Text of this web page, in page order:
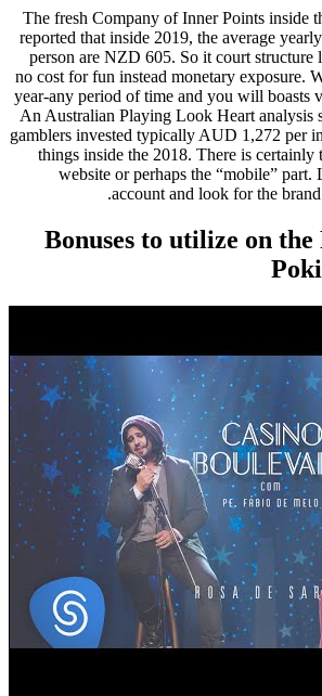
The fresh Company of Inner Points inside
reported that inside 2019, the average
person are NZD 605. So it court structure
no cost for fun instead monetary exposure.
year-any period of time and you will boasts
An Australian Playing Look Heart analysis
gamblers invested typically AUD 1,272 per
things inside the 2018. There is certainly
website or perhaps the “mobile”
account and look for the
Bonuses to utilize on